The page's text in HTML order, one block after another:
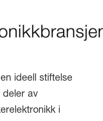
ideell stiftelse
deler av
i